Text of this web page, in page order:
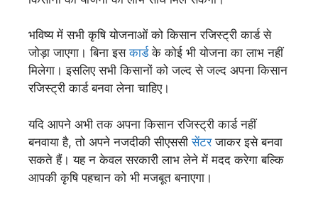
भविष्य में सभी कृषि योजनाओं को किसान रजिस्ट्री कार्ड से
जोड़ा जाएगा। बिना इसकार्डके कोई भी योजना का लाभ नहीं
मिलेगा। इसलिए सभी किसानों को जल्द से जल्द अपना किसान
रजिस्ट्री कार्ड बनवा लेना चाहिए।
यदि आपने अभी तक अपना किसान रजिस्ट्री कार्ड नहीं
बनवाया है, तो अपने नजदीकी सीएससीसेंटरजाकर इसे बनवा
सकते हैं। यह न केवल सरकारी लाभ लेने में मदद करेगा बल्कि
आपकी कृषि पहचान को भी मजबूत बनाएगा।